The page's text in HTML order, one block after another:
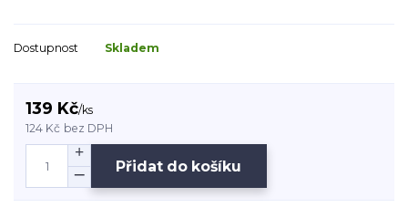
Dostupnost Skladem
139 Kč/ks
124 Kč bez DPH
Přidat do košíku